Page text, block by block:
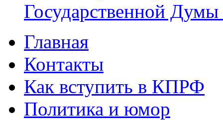
Государственной
Главное меню
Главная
Контакты
Как вступить в КПРФ
Политика и юмор